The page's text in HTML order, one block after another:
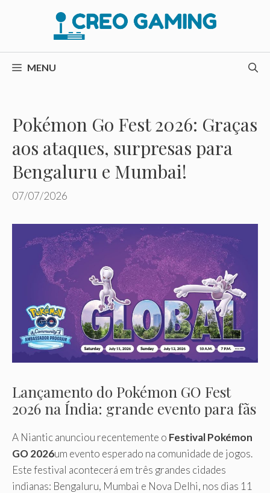
conteúdo
MENU
Pokémon Go Fest 2026: Graças
aos ataques, surpresas para
Bengaluru e Mumbai!
07/07/2026
Lançamento do Pokémon GO Fest
2026 na Índia: grande evento para fãs
A Niantic anunciou recentemente o Festival Pokémon
GO 2026um evento esperado na comunidade de jogos.
Este festival acontecerá em três grandes cidades
indianas: Bengaluru, Mumbai e Nova Delhi, nos dias 11